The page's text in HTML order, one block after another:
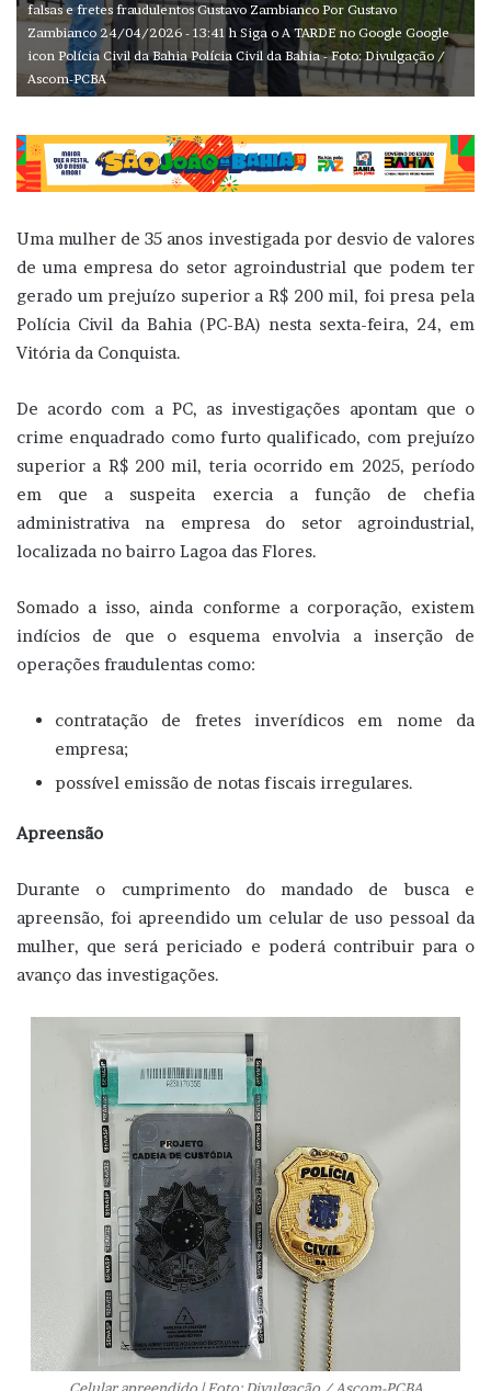
falsas e fretes fraudulentos Gustavo Zambianco Por Gustavo
Zambianco 24/04/2026 - 13:41 h Siga o A TARDE no Google Google
icon Polícia Civil da Bahia Polícia Civil da Bahia - Foto: Divulgação /
Ascom-PCBA
Uma mulher de 35 anos investigada por desvio de valores
de uma empresa do setor agroindustrial que podem ter
gerado um prejuízo superior a R$ 200 mil, foi presa pela
Polícia Civil da Bahia (PC-BA) nesta sexta-feira, 24, em
Vitória da Conquista.
De acordo com a PC, as investigações apontam que o
crime enquadrado como furto qualificado, com prejuízo
superior a R$ 200 mil, teria ocorrido em 2025, período
em que a suspeita exercia a função de chefia
administrativa na empresa do setor agroindustrial,
localizada no bairro Lagoa das Flores.
Somado a isso, ainda conforme a corporação, existem
indícios de que o esquema envolvia a inserção de
operações fraudulentas como:
contratação de fretes inverídicos em nome da
empresa;
possível emissão de notas fiscais irregulares.
Apreensão
Durante o cumprimento do mandado de busca e
apreensão, foi apreendido um celular de uso pessoal da
mulher, que será periciado e poderá contribuir para o
avanço das investigações.
Celular apreendido | Foto: Divulgação / Ascom-PCBA